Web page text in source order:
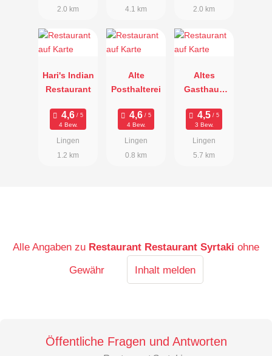
2.0 km
4.1 km
2.0 km
Hari's Indian
Restaurant
4 Bew.
Lingen
1.2 km
Alte
Posthalterei
4 Bew.
Lingen
0.8 km
Altes
Gasthaus
3 Bew.
Lingen
5.7 km
Alle Angaben zu Restaurant Restaurant Syrtaki ohne
Gewähr
Inhalt melden
Öffentliche Fragen und Antworten